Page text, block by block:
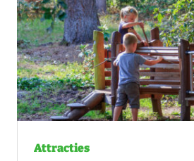
Attracties